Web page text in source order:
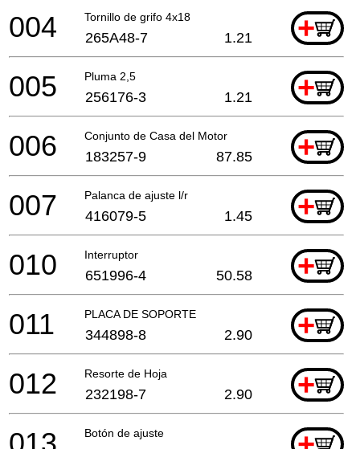
Tornillo de grifo 4x18 +
004 265A48-7 1.21
Pluma 2,5 +
005 256176-3 1.21
Conjunto de Casa del Motor +
006 183257-9 87.85
Palanca de ajuste l/r +
007 416079-5 1.45
Interruptor +
010 651996-4 50.58
PLACA DE SOPORTE +
011 344898-8 2.90
Resorte de Hoja +
012 232198-7 2.90
Botón de ajuste